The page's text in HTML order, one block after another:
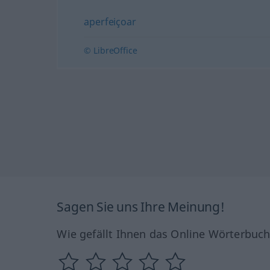
aperfeiçoar
© LibreOffice
Sagen Sie uns Ihre Meinung!
Wie gefällt Ihnen das Online